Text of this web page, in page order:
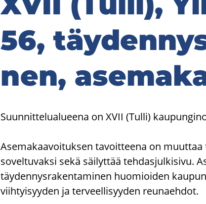
56,
nen,
Suunnittelualueena on XVII (Tulli)
Asemakaavoituksen tavoitteena on
soveltuvaksi sekä säilyttää tehdasjulkisivu.
täydennysrakentaminen huomioiden
viihtyisyyden ja terveellisyyden reunaehdot.